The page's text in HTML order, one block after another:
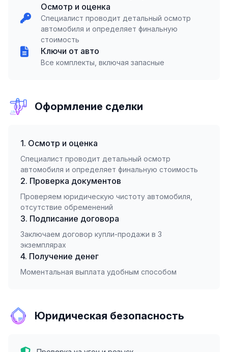
Осмотр и оценка
Специалист проводит детальный осмотр
автомобиля и определяет финальную
стоимость
Ключи от авто
Все комплекты, включая запасные
Оформление сделки
1. Осмотр и оценка
Специалист проводит детальный осмотр
автомобиля и определяет финальную стоимость
2. Проверка документов
Проверяем юридическую чистоту автомобиля,
отсутствие обременений
3. Подписание договора
Заключаем договор купли-продажи в 3
экземплярах
4. Получение денег
Моментальная выплата удобным способом
Юридическая безопасность